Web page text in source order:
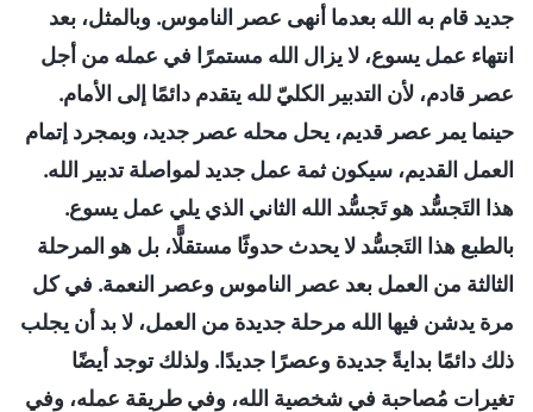
جديد قام به الله بعدما أنهى عصر الناموس. وبالمثل، بعد
انتهاء عمل يسوع، لا يزال الله مستمرًا في عمله من أجل
عصر قادم، لأن التدبير الكليّ لله يتقدم دائمًا إلى الأمام.
حينما يمر عصر قديم، يحل محله عصر جديد، وبمجرد إتمام
العمل القديم، سيكون ثمة عمل جديد لمواصلة تدبير الله.
هذا التَجسُّد هو تَجسُّد الله الثاني الذي يلي عمل يسوع.
بالطبع هذا التَجسُّد لا يحدث حدوثًا مستقلًّا، بل هو المرحلة
الثالثة من العمل بعد عصر الناموس وعصر النعمة. في كل
مرة يدشن فيها الله مرحلة جديدة من العمل، لا بد أن يجلب
ذلك دائمًا بدايةً جديدة وعصرًا جديدًا. ولذلك توجد أيضًا
تغيرات مُصاحبة في شخصية الله، وفي طريقة عمله، وفي